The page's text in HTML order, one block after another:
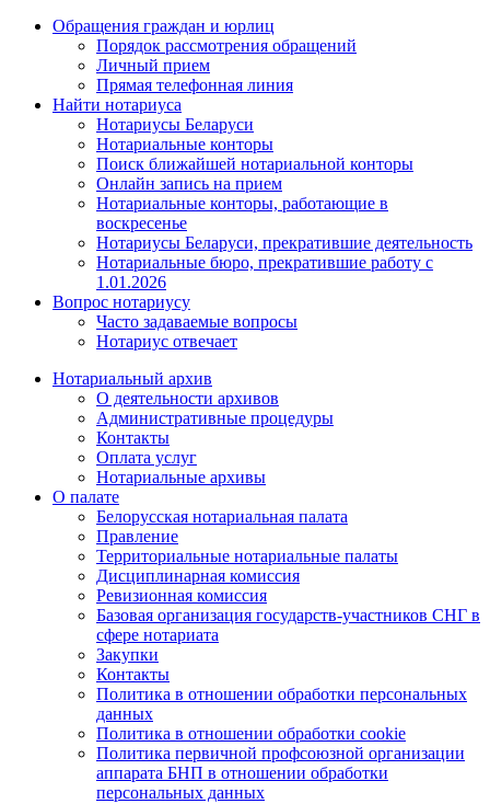
Обращения граждан и юрлиц
Порядок рассмотрения обращений
Личный прием
Прямая телефонная линия
Найти нотариуса
Нотариусы Беларуси
Нотариальные конторы
Поиск ближайшей нотариальной конторы
Онлайн запись на прием
Нотариальные конторы, работающие в
воскресенье
Нотариусы Беларуси, прекратившие деятельность
Нотариальные бюро, прекратившие работу с
1.01.2026
Вопрос нотариусу
Часто задаваемые вопросы
Нотариус отвечает
Нотариальный архив
О деятельности архивов
Административные процедуры
Контакты
Оплата услуг
Нотариальные архивы
О палате
Белорусская нотариальная палата
Правление
Территориальные нотариальные палаты
Дисциплинарная комиссия
Ревизионная комиссия
Базовая организация государств-участников СНГ в
сфере нотариата
Закупки
Контакты
Политика в отношении обработки персональных
данных
Политика в отношении обработки cookie
Политика первичной профсоюзной организации
аппарата БНП в отношении обработки
персональных данных